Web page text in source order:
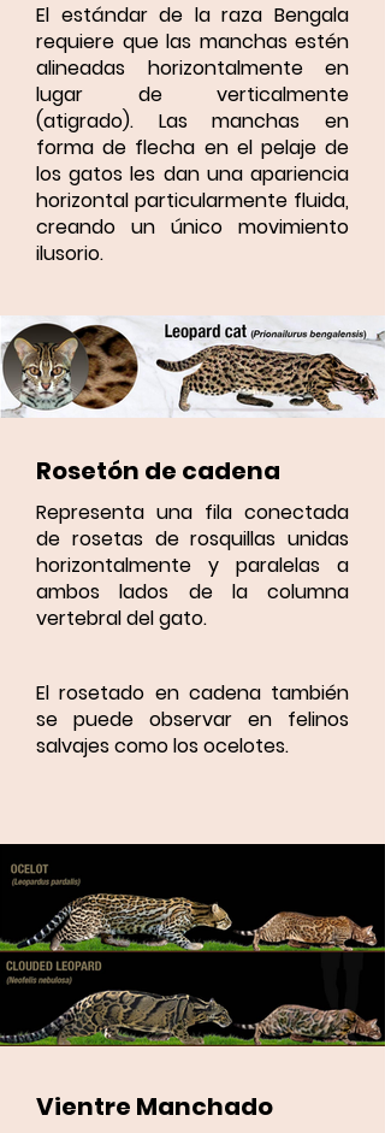
El estándar de la raza Bengala
requiere que las manchas estén
alineadas horizontalmente en
lugar de verticalmente
(atigrado). Las manchas en
forma de flecha en el pelaje de
los gatos les dan una apariencia
horizontal particularmente fluida,
creando un único movimiento
ilusorio.
Rosetón de cadena
Representa una fila conectada
de rosetas de rosquillas unidas
horizontalmente y paralelas a
ambos lados de la columna
vertebral del gato.
El rosetado en cadena también
se puede observar en felinos
salvajes como los ocelotes.
Vientre Manchado